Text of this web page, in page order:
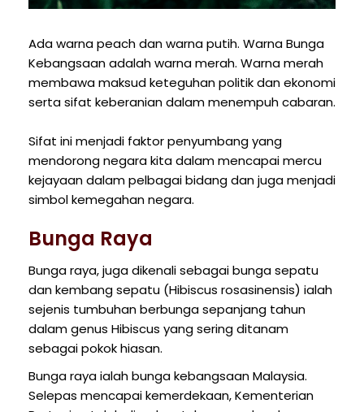
Ada warna peach dan warna putih. Warna Bunga
Kebangsaan adalah warna merah. Warna merah
membawa maksud keteguhan politik dan ekonomi
serta sifat keberanian dalam menempuh cabaran.
Sifat ini menjadi faktor penyumbang yang
mendorong negara kita dalam mencapai mercu
kejayaan dalam pelbagai bidang dan juga menjadi
simbol kemegahan negara.
Bunga Raya
Bunga raya, juga dikenali sebagai bunga sepatu
dan kembang sepatu (Hibiscus rosasinensis) ialah
sejenis tumbuhan berbunga sepanjang tahun
dalam genus Hibiscus yang sering ditanam
sebagai pokok hiasan.
Bunga raya ialah bunga kebangsaan Malaysia.
Selepas mencapai kemerdekaan, Kementerian